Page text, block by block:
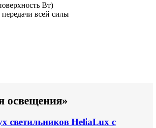
Вт)
передачи всей силы
освещения»
светильников HeliaLux с